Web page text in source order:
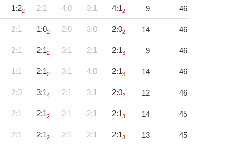
1:22 2:2 4:0 3:1 4:12 9 46
2:1 1:02 2:0 3:0 2:02 14 46
2:1 2:12 3:1 2:1 2:13 9 46
1:1 2:12 3:1 4:0 2:13 14 46
2:0 3:14 2:1 3:1 2:02 12 46
2:1 2:12 2:1 2:1 2:13 14 45
2:1 2:12 2:1 2:1 2:13 13 45